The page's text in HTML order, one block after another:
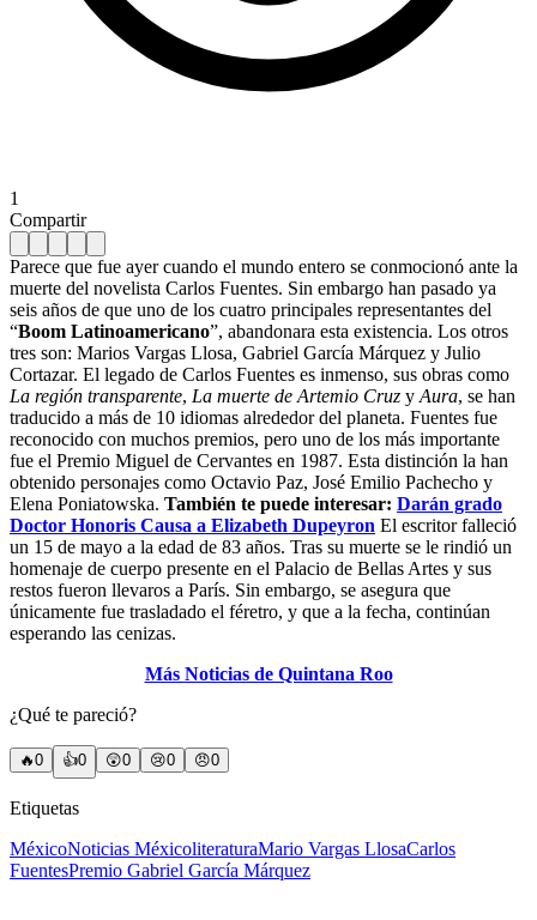
1
Compartir
Parece que fue ayer cuando el mundo entero se conmocionó ante la
muerte del novelista Carlos Fuentes. Sin embargo han pasado ya
seis años de que uno de los cuatro principales representantes del
“Boom Latinoamericano”, abandonara esta existencia. Los otros
tres son: Marios Vargas Llosa, Gabriel García Márquez y Julio
Cortazar. El legado de Carlos Fuentes es inmenso, sus obras como
La región transparente, La muerte de Artemio Cruz y Aura, se han
traducido a más de 10 idiomas alrededor del planeta. Fuentes fue
reconocido con muchos premios, pero uno de los más importante
fue el Premio Miguel de Cervantes en 1987. Esta distinción la han
obtenido personajes como Octavio Paz, José Emilio Pachecho y
Elena Poniatowska. También te puede interesar: Darán grado
Doctor Honoris Causa a Elizabeth Dupeyron El escritor falleció
un 15 de mayo a la edad de 83 años. Tras su muerte se le rindió un
homenaje de cuerpo presente en el Palacio de Bellas Artes y sus
restos fueron llevaros a París. Sin embargo, se asegura que
únicamente fue trasladado el féretro, y que a la fecha, continúan
esperando las cenizas.
Más Noticias de Quintana Roo
¿Qué te pareció?
🔥0 👍0 😲0 😢0 😠0
Etiquetas
MéxicoNoticias MéxicoliteraturaMario Vargas LlosaCarlos
FuentesPremio Gabriel García Márquez